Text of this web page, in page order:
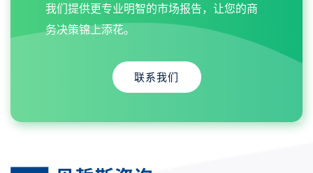
我们提供更专业明智的市场报告，让您的商
务决策锦上添花。
联系我们